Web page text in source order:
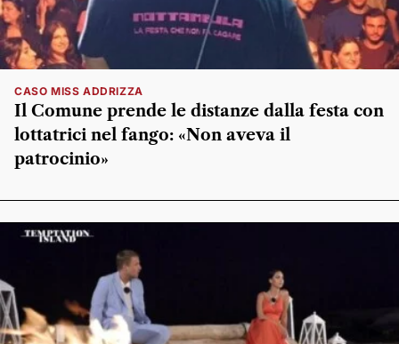
CASO MISS ADDRIZZA
Il Comune prende le distanze dalla festa con
lottatrici nel fango: «Non aveva il
patrocinio»